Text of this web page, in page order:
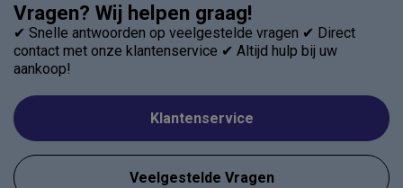
Vragen? Wij helpen graag!
✔ Snelle antwoorden op veelgestelde vragen ✔ Direct
contact met onze klantenservice ✔ Altijd hulp bij uw
aankoop!
Klantenservice
Veelgestelde Vragen